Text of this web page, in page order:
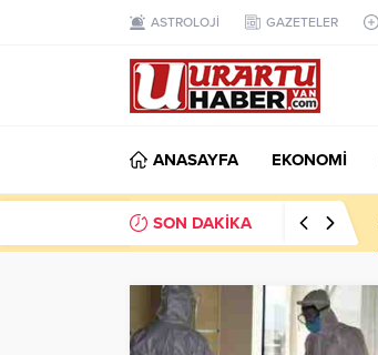
ASTROLOJİ GAZETELER
ANASAYFA EKONOMİ
SON DAKİKA